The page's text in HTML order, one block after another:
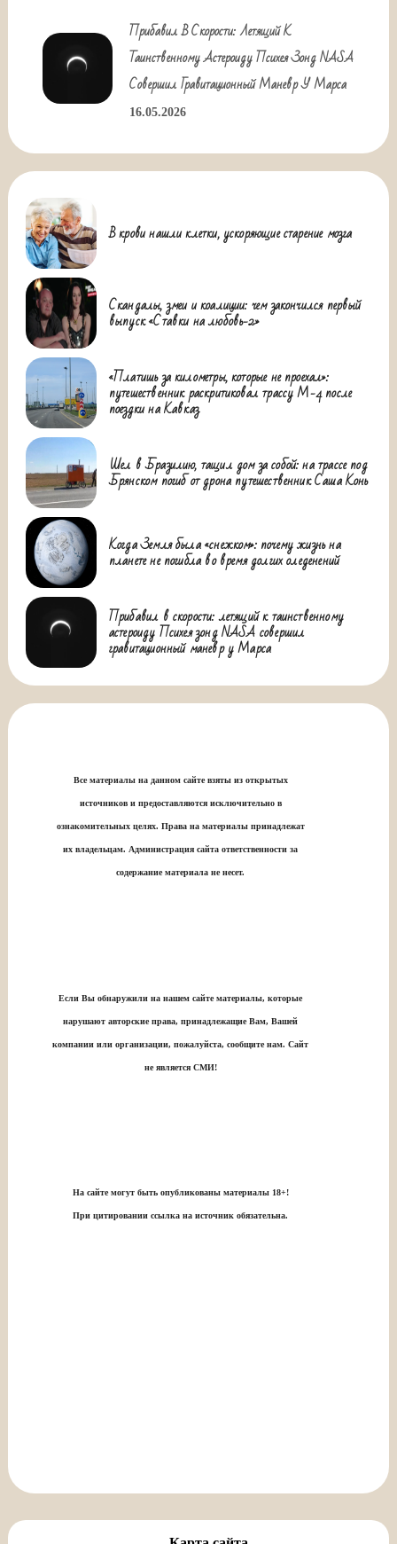
Прибавил В Скорости: Летящий К
Таинственному Астероиду Психея Зонд NASA
Совершил Гравитационный Маневр У Марса
16.05.2026
В крови нашли клетки, ускоряющие старение мозга
Скандалы, змеи и коалиции: чем закончился первый
выпуск «Ставки на любовь-2»
«Платишь за километры, которые не проехал»:
путешественник раскритиковал трассу М-4 после
поездки на Кавказ
Шел в Бразилию, тащил дом за собой: на трассе под
Брянском погиб от дрона путешественник Саша Конь
Когда Земля была «снежком»: почему жизнь на
планете не погибла во время долгих оледенений
Прибавил в скорости: летящий к таинственному
астероиду Психея зонд NASA совершил
гравитационный маневр у Марса
Все материалы на данном сайте взяты из открытых
источников и предоставляются исключительно в
ознакомительных целях. Права на материалы принадлежат
их владельцам. Администрация сайта ответственности за
содержание материала не несет.
Если Вы обнаружили на нашем сайте материалы, которые
нарушают авторские права, принадлежащие Вам, Вашей
компании или организации, пожалуйста, сообщите нам. Сайт
не является СМИ!
На сайте могут быть опубликованы материалы 18+!
При цитировании ссылка на источник обязательна.